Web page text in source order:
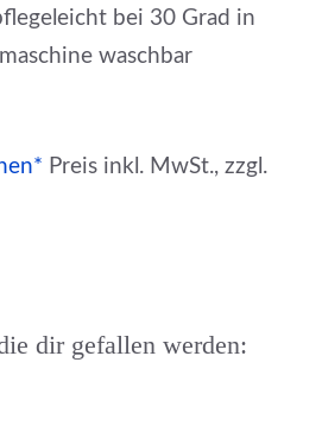
bei 30 Grad in
waschbar
Preis inkl. MwSt., zzgl.
dir gefallen werden: